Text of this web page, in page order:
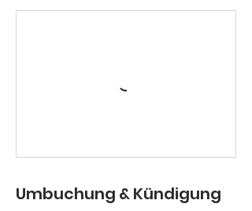
Umbuchung & Kündigung